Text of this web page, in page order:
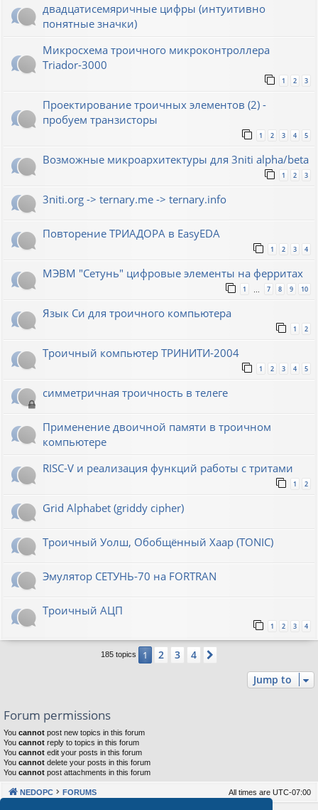
двадцатисемяричные цифры (интуитивно
понятные значки)
Микросхема троичного микроконтроллера
Triador-3000
1 2 3
Проектирование троичных элементов (2) -
пробуем транзисторы
1 2 3 4 5
Возможные микроархитектуры для 3niti alpha/beta
1 2 3
3niti.org -> ternary.me -> ternary.info
Повторение ТРИАДОРА в EasyEDA
1 2 3 4
МЭВМ "Сетунь" цифровые элементы на ферритах
1 … 7 8 9 10
Язык Си для троичного компьютера
1 2
Троичный компьютер ТРИНИТИ-2004
1 2 3 4 5
симметричная троичность в телеге
Применение двоичной памяти в троичном
компьютере
RISC-V и реализация функций работы с тритами
1 2
Grid Alphabet (griddy cipher)
Троичный Уолш, Обобщённый Хаар (TONIC)
Эмулятор СЕТУНЬ-70 на FORTRAN
Троичный АЦП
1 2 3 4
185 topics 1 2 3 4
Jump to
Forum permissions
You cannot post new topics in this forum
You cannot reply to topics in this forum
You cannot edit your posts in this forum
You cannot delete your posts in this forum
You cannot post attachments in this forum
NEDOPC FORUMS All times are UTC-07:00